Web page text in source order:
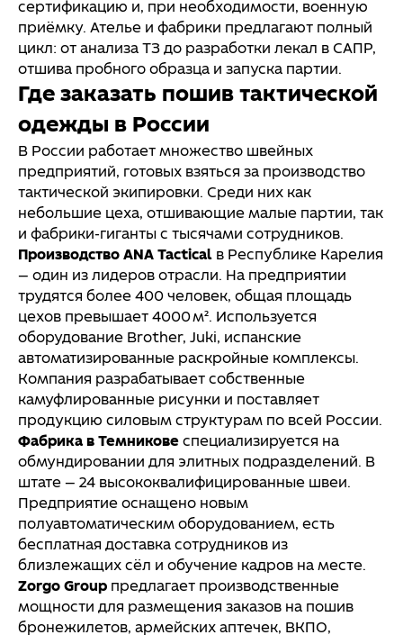
сертификацию и, при необходимости, военную
приёмку. Ателье и фабрики предлагают полный
цикл: от анализа ТЗ до разработки лекал в САПР,
отшива пробного образца и запуска партии.
Где заказать пошив тактической
одежды в России
В России работает множество швейных
предприятий, готовых взяться за производство
тактической экипировки. Среди них как
небольшие цеха, отшивающие малые партии, так
и фабрики-гиганты с тысячами сотрудников.
Производство ANA Tactical в Республике Карелия
— один из лидеров отрасли. На предприятии
трудятся более 400 человек, общая площадь
цехов превышает 4000 м². Используется
оборудование Brother, Juki, испанские
автоматизированные раскройные комплексы.
Компания разрабатывает собственные
камуфлированные рисунки и поставляет
продукцию силовым структурам по всей России.
Фабрика в Темникове специализируется на
обмундировании для элитных подразделений. В
штате — 24 высококвалифицированные швеи.
Предприятие оснащено новым
полуавтоматическим оборудованием, есть
бесплатная доставка сотрудников из
близлежащих сёл и обучение кадров на месте.
Zorgo Group предлагает производственные
мощности для размещения заказов на пошив
бронежилетов, армейских аптечек, ВКПО,